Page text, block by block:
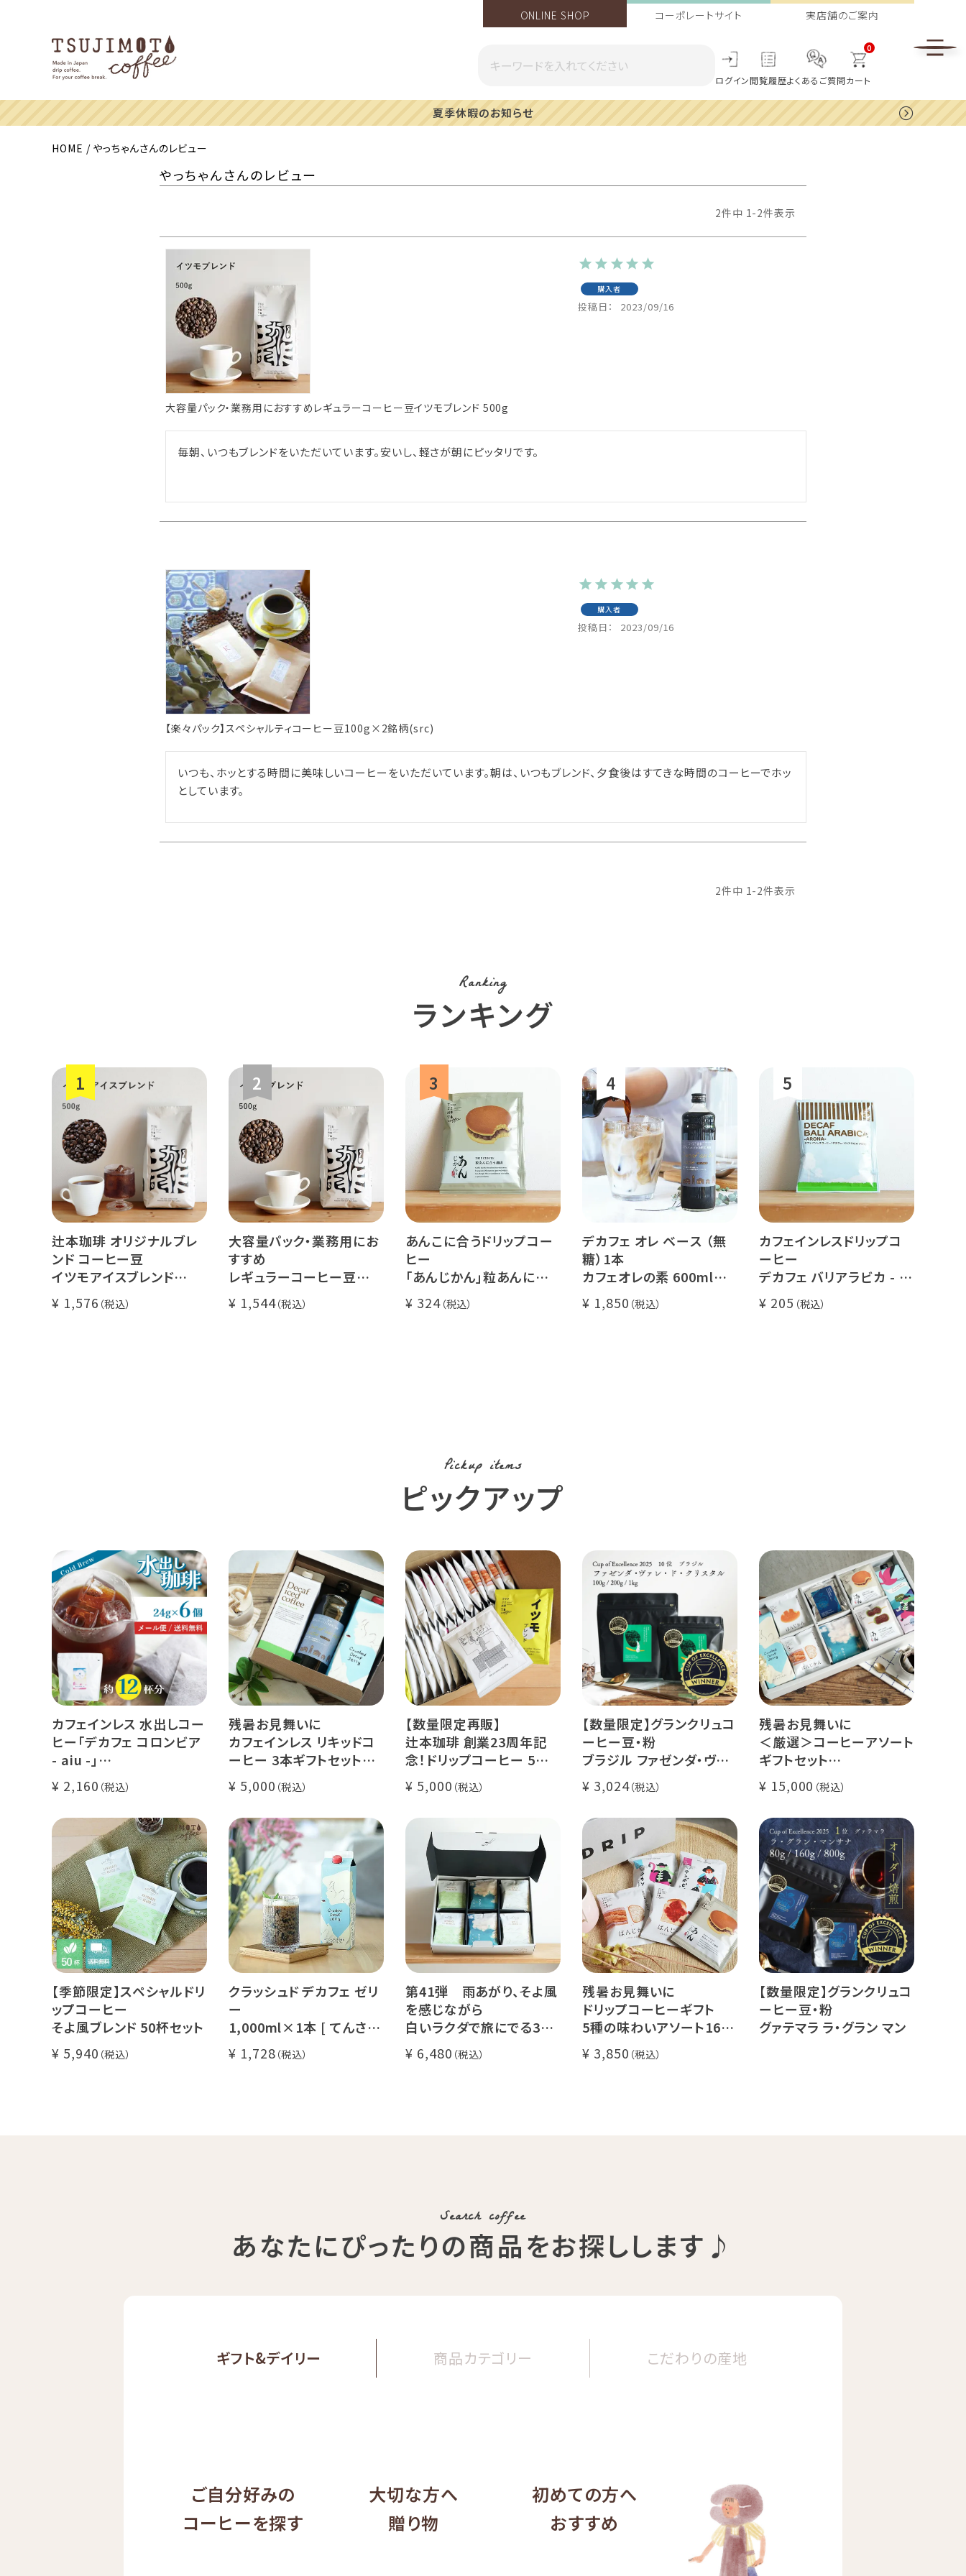
ONLINE SHOP コーポレートサイト 実店舗のご案内
ログイン閲覧履歴よくあるご質問
0
カート
HOME やっちゃんさんのレビュー
やっちゃんさんのレビュー
2件中 1-2件表示
大容量パック・業務用におすすめレギュラーコーヒー豆イツモブレンド 500g
購入者
投稿日 2023/09/16
毎朝、いつもブレンドをいただいています。安いし、軽さが朝にピッタリです。
【楽々パック】スペシャルティコーヒー豆100g×2銘柄(src)
購入者
投稿日 2023/09/16
いつも、ホッとする時間に美味しいコーヒーをいただいています。朝は、いつもブレンド、夕食後はすてきな時間のコーヒーでホッ
としています。
2件中 1-2件表示
Ranking
ランキング
辻本珈琲 オリジナルブレ
ンド コーヒー豆
イツモアイスブレンド
500g
アイスコーヒーにオススメ
1,576
大容量パック・業務用にお
すすめ
レギュラーコーヒー豆
イツモブレンド 500g
1,544
あんこに合うドリップコー
ヒー
「あんじかん」粒あんに合う
珈琲 1杯分
324
デカフェ オレ ベース （無
糖）1本
カフェオレの素 600ml
瓶タイプ 4~5倍希釈 / 砂
糖不使用
1,850
カフェインレスドリップコ
ーヒー
デカフェ バリアラビカ - ア
ロナ - 1杯分
205
Pickup items
ピックアップ
カフェインレス 水出しコー
ヒー「デカフェ コロンビア
- aiu -」
24g×6個（約12杯分）
マウンテンウォータープロ
セス カフェインレスコーヒ
ー豆100%使用 メール便
でお届け
2,160
残暑お見舞いに
カフェインレス リキッドコ
ーヒー 3本ギフトセット
クラッシュド デカフェ ゼリ
ー 1本
デカフェ オレベース【無
糖】1本
デカフェ アイスコーヒー 1
本
5,000
【数量限定再販】
辻本珈琲 創業23周年記
念！ドリップコーヒー 5種
50杯セット
アニバーサリーブレンド
（コスタリカ ルワンダ メキ
シコ）
イツモブレンド ヨウソロー
ぱんじかん
期間限定 送料無料
5,000
【数量限定】グランクリュコ
ーヒー豆・粉
ブラジル ファゼンダ・ヴァ
レ・ド・クリスタル（100g /
200g / 1kg）
品種：カトゥカイ・アス
精製方法：ナチュラル
焙煎度：浅煎り
COE Brazil Fazenda
Val
3,024
残暑お見舞いに
＜厳選＞コーヒーアソート
ギフトセット
リキッドコーヒー 2本 + ド
リップコーヒー 10種30杯
クラッシュドデカフェゼリ
ー カリビアントレジャーブ
レンド
グランクリュ スペシャルテ
ィ
15,000
【季節限定】スペシャルドリ
ップコーヒー
そよ風ブレンド 50杯セット
5,940
クラッシュド デカフェ ゼリ
ー
1,000ml×1本 [ てんさい
糖・食物繊維入り ]
カフェインレス コーヒー ノ
1,728
第41弾 雨あがり、そよ風
を感じながら
白いラクダで旅にでる36
杯ギフト
Qグレーダー厳選 スペシャ
6,480
残暑お見舞いに
ドリップコーヒーギフト
5種の味わいアソート16杯
セット
送料無料
3,850
【数量限定】グランクリュコ
ーヒー豆・粉
グァテマラ ラ・グラン マン
Search coffee
あなたにぴったりの商品をお探しします♪
ギフト&デイリー 商品カテゴリー こだわりの産地
ご自分好みの
コーヒーを探す
大切な方へ
贈り物
初めての方へ
おすすめ